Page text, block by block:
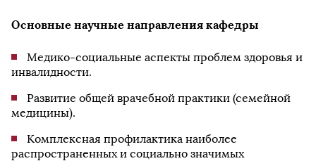
Основные научные направления кафедры
Медико-социальные аспекты проблем здоровья и
инвалидности.
Развитие общей врачебной практики (семейной
медицины).
Комплексная профилактика наиболее
распространенных и социально значимых